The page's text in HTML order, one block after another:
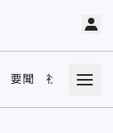
要聞 社會 娛樂